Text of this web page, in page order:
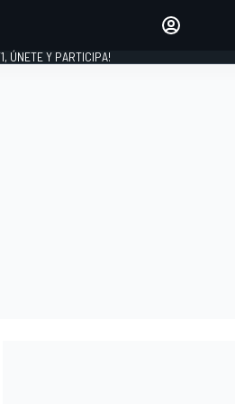
ÚNETE Y PARTICIPA!